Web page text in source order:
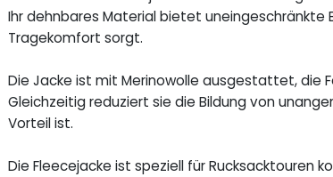
Ihr dehnbares Material bietet
Tragekomfort sorgt.
Die Jacke ist mit Merinowolle ausgestattet, die
Gleichzeitig reduziert sie die Bildung von
Vorteil ist.
Die Fleecejacke ist speziell für Rucksacktouren